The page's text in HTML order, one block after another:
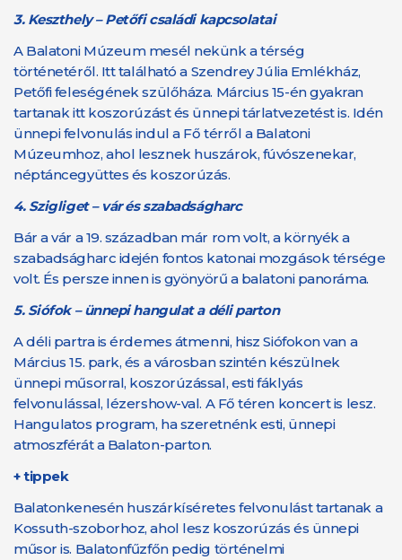
3. Keszthely – Petőfi családi kapcsolatai
A Balatoni Múzeum mesél nekünk a térség
történetéről. Itt található a Szendrey Júlia Emlékház,
Petőfi feleségének szülőháza. Március 15-én gyakran
tartanak itt koszorúzást és ünnepi tárlatvezetést is. Idén
ünnepi felvonulás indul a Fő térről a Balatoni
Múzeumhoz, ahol lesznek huszárok, fúvószenekar,
néptáncegyüttes és koszorúzás.
4. Szigliget – vár és szabadságharc
Bár a vár a 19. században már rom volt, a környék a
szabadságharc idején fontos katonai mozgások térsége
volt. És persze innen is gyönyörű a balatoni panoráma.
5. Siófok – ünnepi hangulat a déli parton
A déli partra is érdemes átmenni, hisz Siófokon van a
Március 15. park, és a városban szintén készülnek
ünnepi műsorral, koszorúzással, esti fáklyás
felvonulással, lézershow-val. A Fő téren koncert is lesz.
Hangulatos program, ha szeretnénk esti, ünnepi
atmoszférát a Balaton-parton.
+ tippek
Balatonkenesén huszárkíséretes felvonulást tartanak a
Kossuth-szoborhoz, ahol lesz koszorúzás és ünnepi
műsor is. Balatonfűzfőn pedig történelmi